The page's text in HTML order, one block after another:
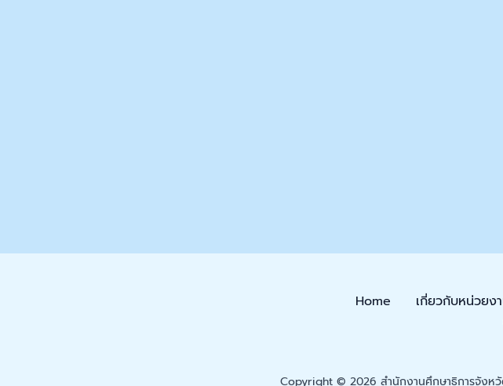
Home เกี่ยวกับหน่วยง
Copyright © 2026 สำนักงานศึกษาธิการจังห